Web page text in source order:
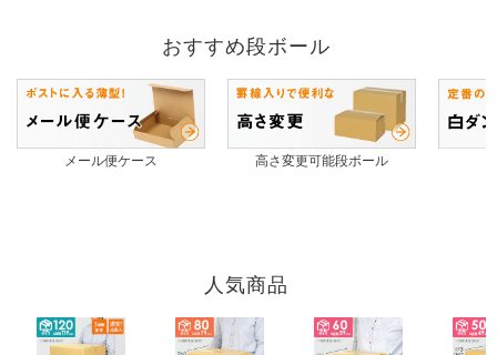
おすすめ段ボール
メール便ケース 高さ変更可能段ボール
人気商品